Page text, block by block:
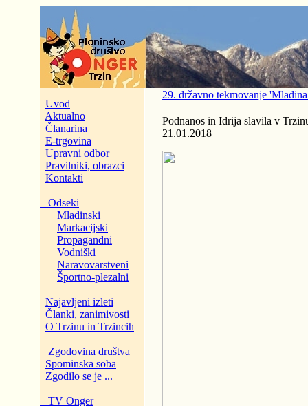
Uvod
Aktualno
Članarina
E-trgovina
Upravni odbor
Pravilniki, obrazci
Kontakti
Odseki
Mladinski
Markacijski
Propagandni
Vodniški
Naravovarstveni
Športno-plezalni
Najavljeni izleti
Članki, zanimivosti
O Trzinu in Trzincih
Zgodovina društva
Spominska soba
Zgodilo se je ...
TV Onger
29. državno tekmovanje
Podnanos in Idrija slavila v
21.01.2018